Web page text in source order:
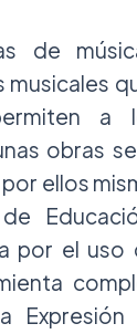
de
musicales
a
obras
ellos
por el uso
Expresión